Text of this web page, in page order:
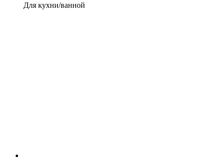
Для кухни/ванной